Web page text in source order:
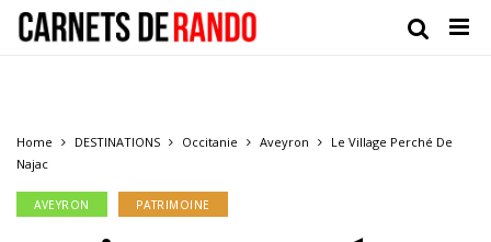
Home DESTINATIONS Occitanie Aveyron
Le Village Perché De
Najac
AVEYRON PATRIMOINE